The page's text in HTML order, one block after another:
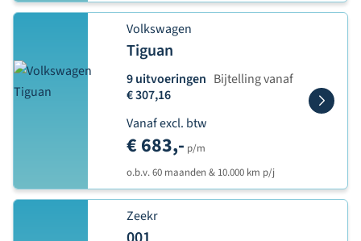
Volkswagen
Tiguan
9 uitvoeringen Bijtelling vanaf
€ 307,16
Vanaf excl. btw
€ 683,- p/m
o.b.v. 60 maanden & 10.000 km p/j
Zeekr